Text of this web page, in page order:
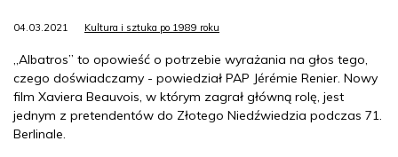
04.03.2021 Kultura i sztuka po 1989 roku
„Albatros” to opowieść o potrzebie wyrażania na głos tego,
czego doświadczamy - powiedział PAP Jérémie Renier. Nowy
film Xaviera Beauvois, w którym zagrał główną rolę, jest
jednym z pretendentów do Złotego Niedźwiedzia podczas 71.
Berlinale.